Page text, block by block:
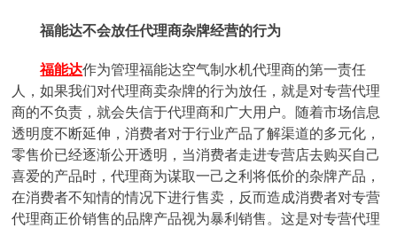
福能达不会放任代理商杂牌经营的行为
福能达作为管理福能达空气制水机代理商的第一责任
人，如果我们对代理商卖杂牌的行为放任，就是对专营代理
商的不负责，就会失信于代理商和广大用户。随着市场信息
透明度不断延伸，消费者对于行业产品了解渠道的多元化，
零售价已经逐渐公开透明，当消费者走进专营店去购买自己
喜爱的产品时，代理商为谋取一己之利将低价的杂牌产品，
在消费者不知情的情况下进行售卖，反而造成消费者对专营
代理商正价销售的品牌产品视为暴利销售。这是对专营代理